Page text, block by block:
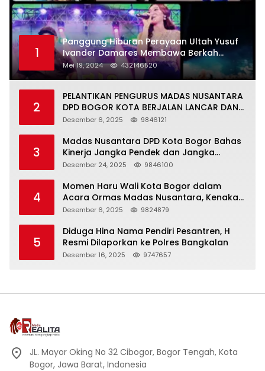
1
Panggung Hiburan Perayaan Ultah Yusuf
Ivander Damares Membawa Berkah
Warga Kejapanan
Mei 19, 2024 432146520
2
PELANTIKAN PENGURUS MADAS NUSANTARA
DPD BOGOR KOTA BERJALAN LANCAR DAN
KHIDMAT
Desember 6, 2025 9846121
3
Madas Nusantara DPD Kota Bogor Bahas
Kinerja Jangka Pendek dan Jangka
Panjang
Desember 24, 2025 9846100
4
Momen Haru Wali Kota Bogor dalam
Acara Ormas Madas Nusantara, Kenakan
Peci Hitam Tinggi sebagai Simbol
Desember 6, 2025 9824879
5
Diduga Hina Nama Pendiri Pesantren, H
Resmi Dilaporkan ke Polres Bangkalan
Desember 16, 2025 9747657
JL. Mayor Oking No 32 Cibogor, Bogor Tengah, Kota
Bogor, Jawa Barat, Indonesia